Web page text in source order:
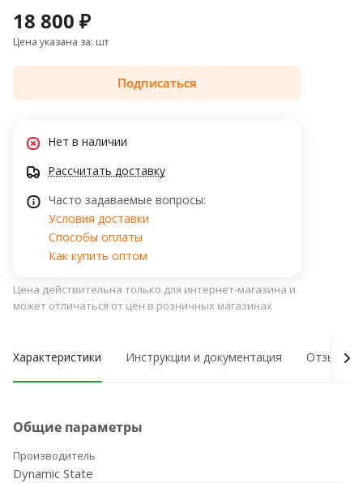
18 800 ₽
Цена указана за: шт
Подписаться
Нет в наличии
Рассчитать доставку
Часто задаваемые вопросы:
Условия доставки
Способы оплаты
Как купить оптом
Цена действительна только для интернет-магазина и
может отличаться от цен в розничных магазинах
Характеристики Инструкции и документация Отзывы о
Общие параметры
Производитель
Dynamic State